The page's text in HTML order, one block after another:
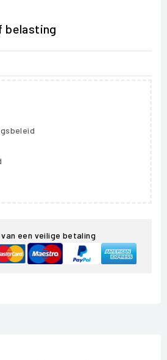
belasting
een veilige betaling